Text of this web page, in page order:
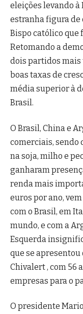
eleições levando
estranha figura de
Bispo católico que
Retomando a
dois partidos
boas taxas de
média superior à
Brasil.
O Brasil, China e
comerciais, sendo
na soja, milho e
ganharam
renda mais
euros por ano,
com o Brasil, em
mundo, e com a
Esquerda
que se
Chivalert , com 56
empresas para o
O presidente